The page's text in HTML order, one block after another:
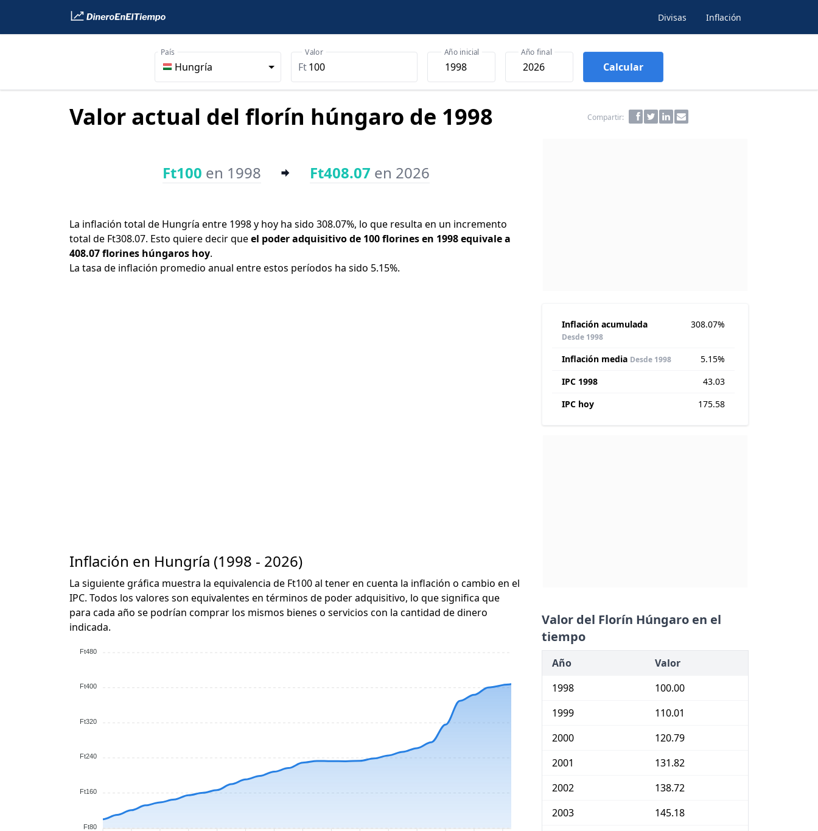
Divisas Inflación
Hungría
País
Ft
Valor Año inicial Año final
Calcular
Valor actual del florín húngaro de 1998 Compartir:
Ft100 en 1998 Ft408.07 en 2026
La inflación total de Hungría entre 1998 y hoy ha sido 308.07%, lo que resulta en un incremento
total de Ft308.07. Esto quiere decir queel poder adquisitivo de 100 florines en 1998 equivale a
408.07 florines húngaros hoy.
La tasa de inflación promedio anual entre estos períodos ha sido 5.15%.
Inflación en Hungría (1998 - 2026)
La siguiente gráfica muestra la equivalencia de Ft100 al tener en cuenta la inflación o cambio en el
IPC. Todos los valores son equivalentes en términos de poder adquisitivo, lo que significa que
para cada año se podrían comprar los mismos bienes o servicios con la cantidad de dinero
indicada.
Ft480
Ft400
Ft320
Ft240
Ft160
Ft80
Inflación acumulada
Desde 1998
308.07%
Inflación media Desde 1998
5.15%
IPC 1998
43.03
IPC hoy
175.58
Valor del Florín Húngaro en el
tiempo
Año
Valor
1998
100.00
1999
110.01
2000
120.79
2001
131.82
2002
138.72
2003
145.18